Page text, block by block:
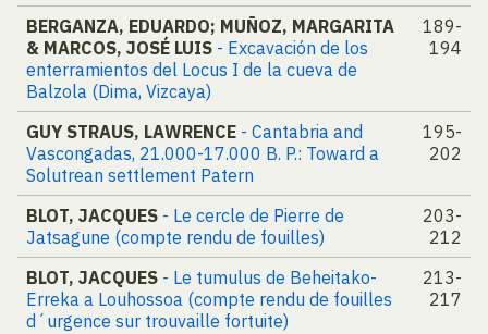
BERGANZA, EDUARDO; MUÑOZ, MARGARITA
& MARCOS, JOSÉ LUIS - Excavación de los
enterramientos del Locus I de la cueva de
Balzola (Dima, Vizcaya)
189-
194
GUY STRAUS, LAWRENCE - Cantabria and
Vascongadas, 21.000-17.000 B. P.: Toward a
Solutrean settlement Patern
195-
202
BLOT, JACQUES - Le cercle de Pierre de
Jatsagune (compte rendu de fouilles)
203-
212
BLOT, JACQUES - Le tumulus de Beheitako-
Erreka a Louhossoa (compte rendu de fouilles
d´urgence sur trouvaille fortuite)
213-
217